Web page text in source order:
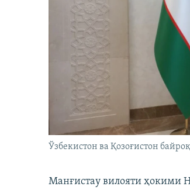
Ўзбекистон ва Қозоғистон
Манғистау вилояти ҳокими